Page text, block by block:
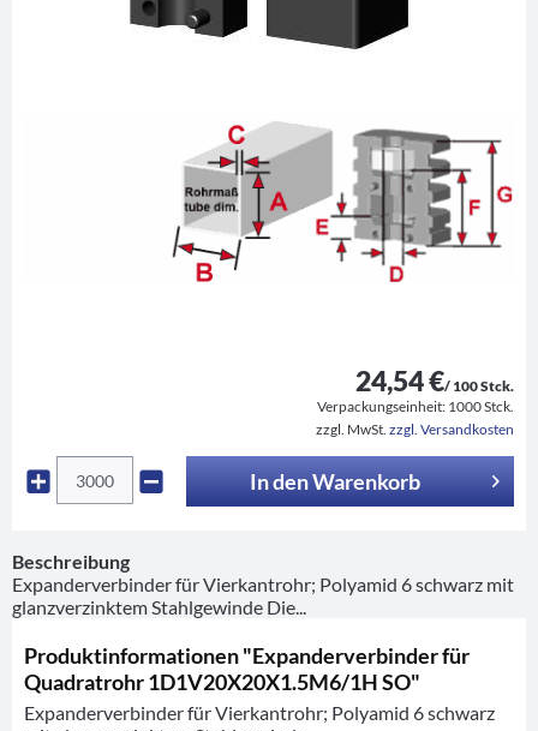
24,54 €/ 100 Stck.
Verpackungseinheit: 1000 Stck.
zzgl. MwSt. zzgl. Versandkosten
In denWarenkorb
Beschreibung
Expanderverbinder für Vierkantrohr; Polyamid 6 schwarz mit
glanzverzinktem Stahlgewinde Die...
Produktinformationen "Expanderverbinder für
Quadratrohr 1D1V20X20X1.5M6/1H SO"
Expanderverbinder für Vierkantrohr; Polyamid 6 schwarz